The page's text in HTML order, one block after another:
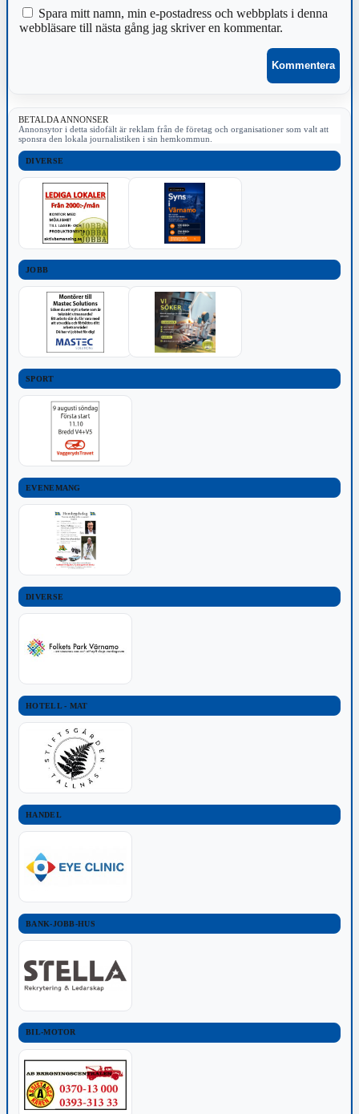
Spara mitt namn, min e-postadress och webbplats i denna
webbläsare till nästa gång jag skriver en kommentar.
BETALDA ANNONSER
Annonsytor i detta sidofält är reklam från de företag och organisationer som valt att
sponsra den lokala journalistiken i sin hemkommun.
DIVERSE
JOBB
SPORT
EVENEMANG
DIVERSE
HOTELL - MAT
HANDEL
BANK-JOBB-HUS
BIL-MOTOR